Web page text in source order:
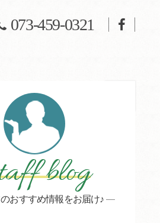
073-459-0321
blog
おすすめ情報をお届け♪